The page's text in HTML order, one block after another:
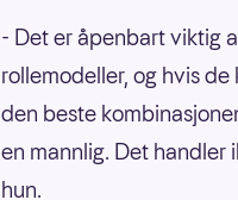
- Det er åpenbart viktig
rollemodeller, og hvis
den beste
en mannlig. Det handler
hun.